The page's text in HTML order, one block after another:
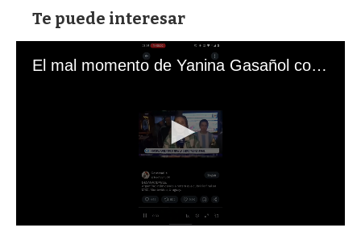
Te puede interesar
El mal momento de Yanina Gasañol con un hincha argentino en "Subrayado"